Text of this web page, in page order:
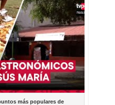
más populares de